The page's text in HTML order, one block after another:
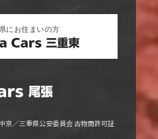
京／三重県公安委員会 古物商許可証